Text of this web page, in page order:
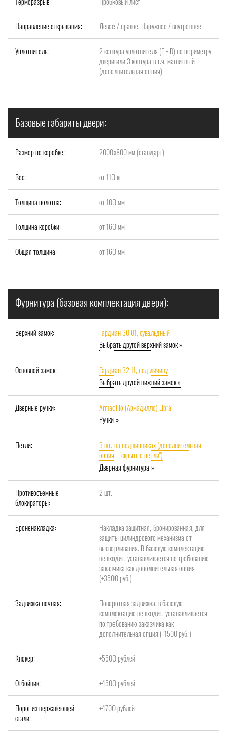
Направление открывания: Левое / правое, Наружнее / внутреннее
Уплотнитель:
2 контура уплотнителя (Е + D) по периметру
двери или 3 контура в т.ч. магнитный
(дополнительная опция)
Базовые габариты двери:
Размер по коробке: 2000x800 мм (стандарт)
Вес: от 110 кг
Толщина полотна: от 100 мм
Толщина коробки: от 160 мм
Общая толщина: от 160 мм
Фурнитура (базовая комплектация двери):
Верхний замок:
Гардиан 30.01, сувальдный
Выбрать другой верхний замок »
Основной замок:
Гардиан 32.11, под личину
Выбрать другой нижний замок »
Дверные ручки:
Armadillo (Армадилло) Libra
Ручки »
Петли:
3 шт. на подшипниках (дополнительная
опция - "скрытые петли")
Дверная фурнитура »
Противосъемные
блокираторы:
2 шт.
Броненакладка:
Накладка защитная, бронированная, для
защиты цилиндрового механизма от
высверливания. В базовую комплектацию
не входит, устанавливается по требованию
заказчика как дополнительная опция
(+3500 руб.)
Задвижка ночная:
Поворотная задвижка, в базовую
комплектацию не входит, устанавливается
по требованию заказчика как
дополнительная опция (+1500 руб.)
Кнокер: +5500 рублей
Отбойник: +4500 рублей
Порог из нержавеющей
стали:
+4700 рублей